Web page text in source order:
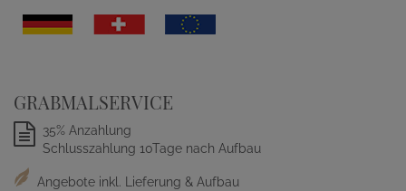
GRABMALSERVICE
35% Anzahlung
Schlusszahlung 10Tage nach Aufbau
Angebote inkl. Lieferung & Aufbau